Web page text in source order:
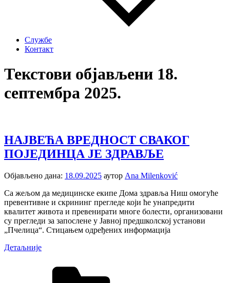
Службе
Контакт
Текстови објављени 18.
септембра 2025.
НАЈВЕЋА ВРЕДНОСТ СВАКОГ
ПОЈЕДИНЦА ЈЕ ЗДРАВЉЕ
Објављено дана: 18.09.2025 аутор Ana Milenković
Са жељом да медицинске екипе Дома здравља Ниш омогуће
превентивне и скрининг прегледе који ће унапредити
квалитет живота и превенирати многе болести, организовани
су прегледи за запослене у Јавној предшколској установи
„Пчелица“. Стицањем одређених информација
Детаљније